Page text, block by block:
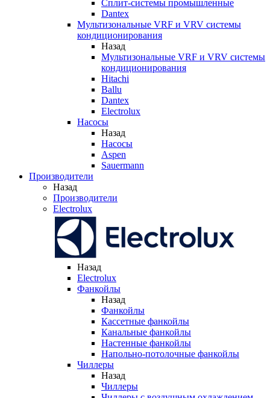
Сплит-системы промышленные
Dantex
Мультизональные VRF и VRV системы
кондиционирования
Назад
Мультизональные VRF и VRV системы
кондиционирования
Hitachi
Ballu
Dantex
Electrolux
Насосы
Назад
Насосы
Aspen
Sauermann
Производители
Назад
Производители
Electrolux
Назад
Electrolux
Фанкойлы
Назад
Фанкойлы
Кассетные фанкойлы
Канальные фанкойлы
Настенные фанкойлы
Напольно-потолочные фанкойлы
Чиллеры
Назад
Чиллеры